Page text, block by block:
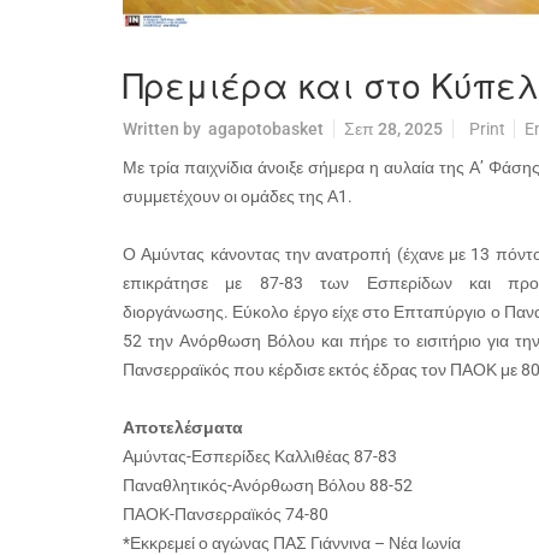
Πρεμιέρα και στο
Written by agapotobasket Σεπ 28, 2025 Print
Με τρία παιχνίδια άνοιξε σήμερα η αυλαία της Α’
συμμετέχουν οι ομάδες της Α1.
Ο Αμύντας κάνοντας την ανατροπή (έχανε με 13
επικράτησε με 87-83 των Εσπερίδων και
διοργάνωσης. Εύκολο έργο είχε στο Επταπύργιο ο
52 την Ανόρθωση Βόλου και πήρε το εισιτήριο για
Πανσερραϊκός που κέρδισε εκτός έδρας τον ΠΑΟΚ με
Αποτελέσματα
Αμύντας-Εσπερίδες Καλλιθέας 87-83
Παναθλητικός-Ανόρθωση Βόλου 88-52
ΠΑΟΚ-Πανσερραϊκός 74-80
*Εκκρεμεί ο αγώνας ΠΑΣ Γιάννινα – Νέα Ιωνία